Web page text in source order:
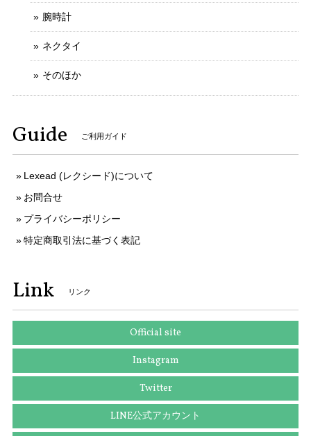
送料無料 シチズン 腕時計 レディース エクシード 4422-E42797 ゴールド オーバル型 12Pダイヤ ヴィンテージ ロゴ 小さめ ブランド X379
写真と説明文通りの綺麗なお品でした 予備コマでのバンドサ
イズ調整にも応じていただき、ありがとうございます
存じます。 お客様のお言葉がとても励みになり
ます。 ご丁寧なお取引をしていただきましてあ
りがとうございます。 今後ともなにとぞよろし
くお願いいたします。
送料無料 ディオール ネクタイ ワイドタイ シルク 黄色 イエロー グレー 紫色 ビジネス カジュアル ブランド 鍵 植物 フランス製 綺麗 N516
2025/09/03
腕時計
ネクタイ
そのほか
Guide ご利用ガイド
Lexead (レクシード)について
お問合せ
プライバシーポリシー
特定商取引法に基づく表記
Link リンク
Official site
Instagram
Twitter
LINE公式アカウント